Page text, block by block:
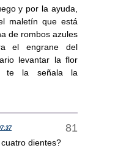
y por la ayuda,
maletín que está
de rombos azules
el engrane del
levantar la flor
te la señala la
dientes?